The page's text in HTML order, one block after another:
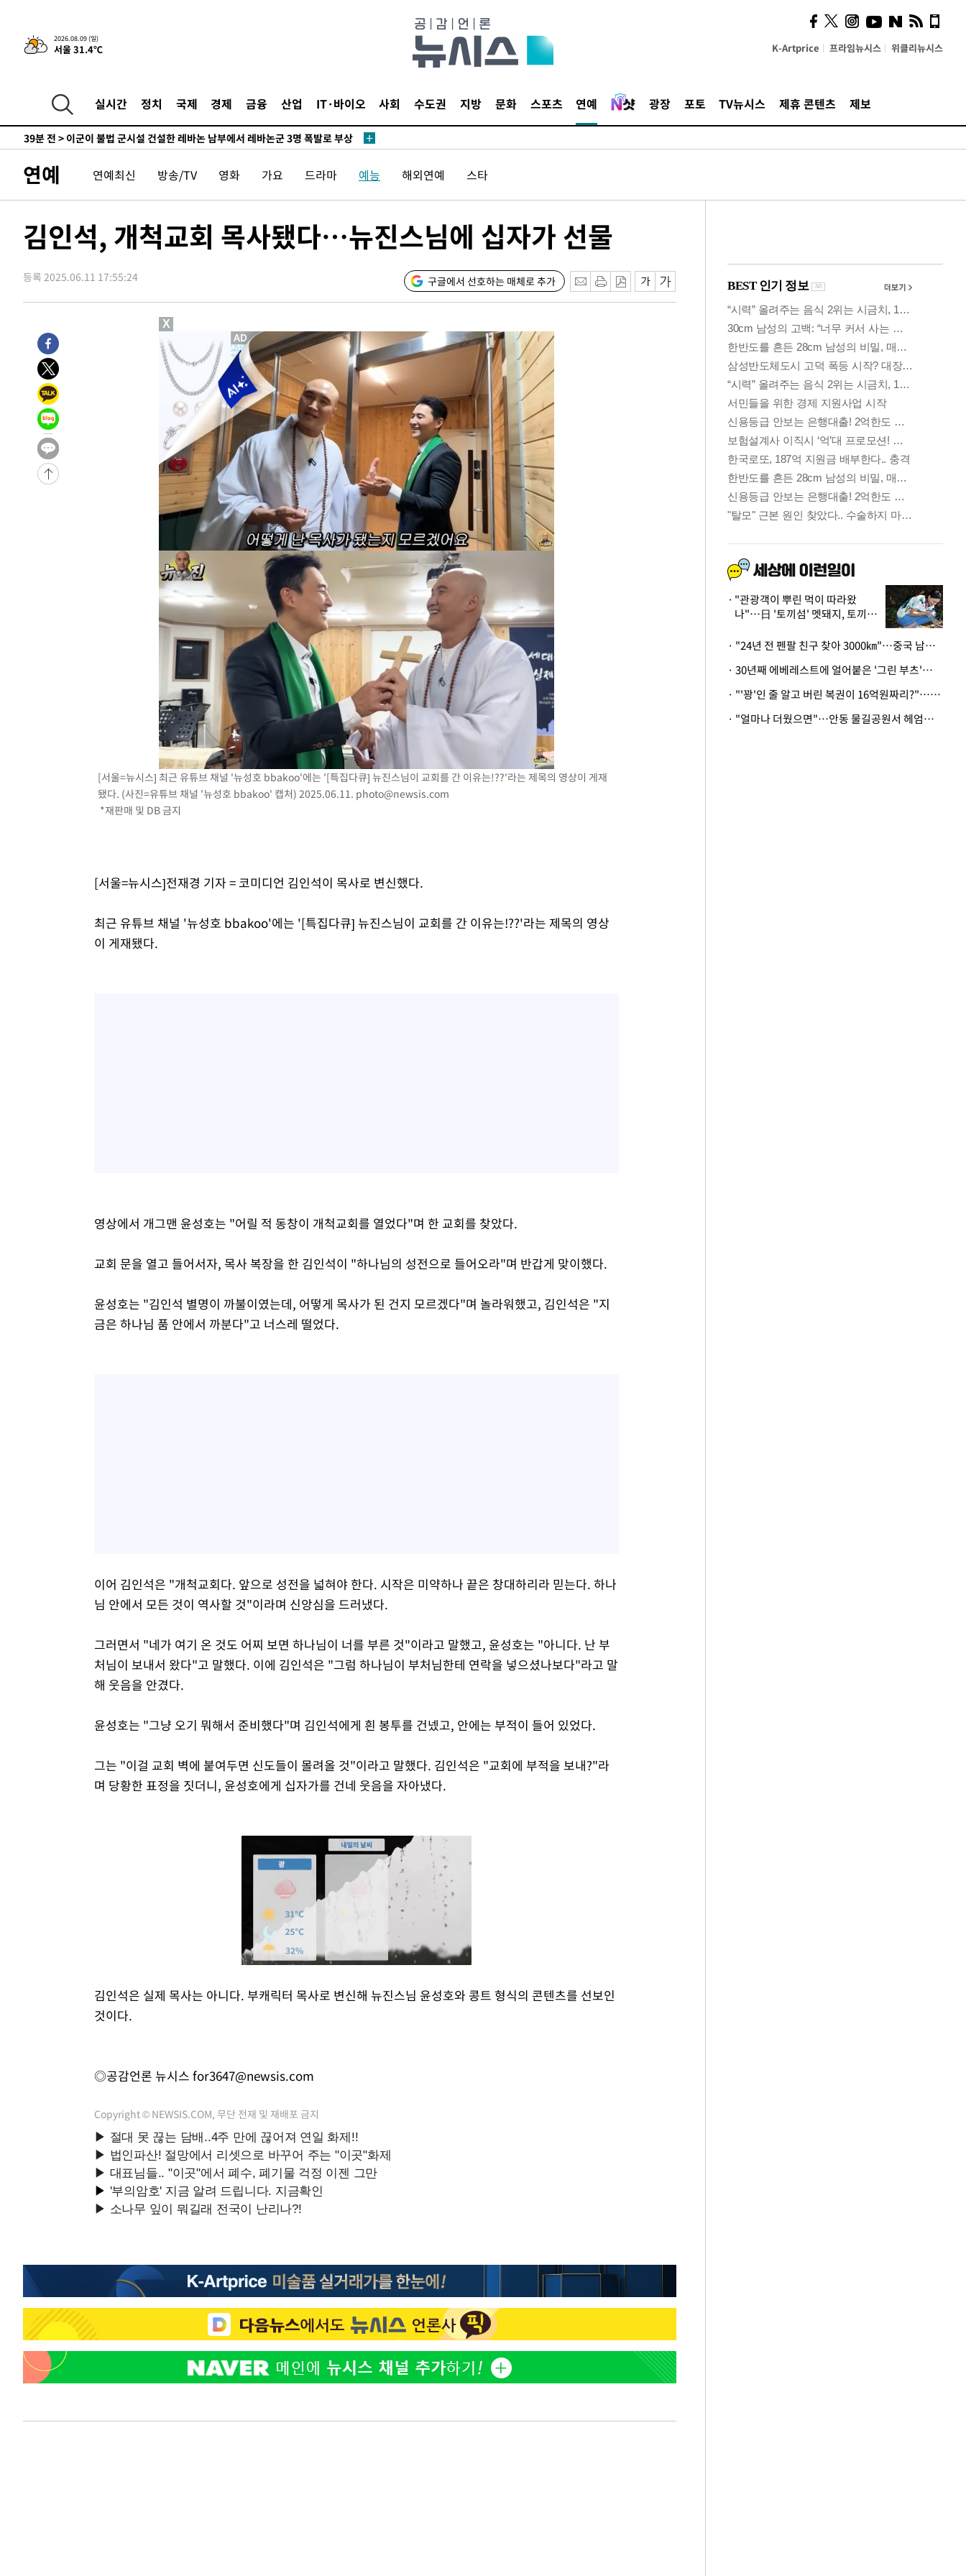
2026.08.09 (일)
서울 31.4℃ K-Artprice 프라임뉴시스 위클리뉴시스
실시간 정치 국제 경제 금융 산업 IT·바이오 사회 수도권 지방 문화 스포츠 연예 광장 포토 TV뉴시스 제휴 콘텐츠 제보
-20474초 전 >이강인, 오늘 서울서 AT마드리드 입단식…'전례 없는 특급대우'
-7356초 전 >
'여긴 20도, 저긴 50도'…열화상 카메라로 본 폭염 저감시설 '온도
-421초 전 >
튀르키예 외무장관, "메카 3국 방위협정은 이란이 목표 아냐 " 밝혀
이군이 불법 군시설 건설한 레바논 남부에서 레바논군 3명 폭발로 부상
1시간 전 >[속보]美중부 사령관, 이스라엘 긴급방문 다중화된 전선 상황 논의
론 누출”
2시간 전 >
‘축구의 신’ 아르헨티나 축구 선수 메시의 부친 지병 별세
2시간 전 >“美 이란전 무기 소진…북한과 분쟁시 주한 미군 취약해질 수 있어”
정상
-22543초 전 >"얼마나 더웠으면"…안동 물길공원서 헤엄친 구렁이 '소동'
-21742초 전 >'2경기 연속 침묵' 손흥민, 톨루카전 68분만 뛰고 슈팅 0개
-20494초 전 >이강인, 오늘 서울서 AT마드리드 입단식…'전례 없는 특급대우'
'여긴 20도, 저긴 50도'…열화상 카메라로 본 폭염 저감시설 '온도
-6847초 전 >
콜롬비아 신임 우파 대통령 취임 하루만에 차량폭탄 폭발 사건
-441초 전 >
튀르키예 외무장관, "메카 3국 방위협정은 이란이 목표 아냐 " 밝혀
39분 전 >
이군이 불법 군시설 건설한 레바논 남부에서 레바논군 3명 폭발로 부상
1시간 전 >
[속보]美중부 사령관, 이스라엘 긴급방문 다중화된 전선 상황 논의
1시간 전 >
美 국방부, 켄달 전 공군장관 보안허가 취소…“에어포스원 기밀정보, 언
론 누출”
2시간 전 >
‘축구의 신’ 아르헨티나 축구 선수 메시의 부친 지병 별세
2시간 전 >
“美 이란전 무기 소진…북한과 분쟁시 주한 미군 취약해질 수 있어”
연예 연예최신 방송/TV 영화 가요 드라마 예능 해외연예 스타
김인석, 개척교회 목사됐다…뉴진스님에 십자가 선물
등록 2025.06.11 17:55:24 구글에서 선호하는 매체로 추가
[서울=뉴시스] 최근 유튜브 채널 '뉴성호 bbakoo'에는 '[특집다큐] 뉴진스님이 교회를 간 이유는!??'라는 제목의 영상이 게재
됐다. (사진=유튜브 채널 '뉴성호 bbakoo' 캡처) 2025.06.11. photo@newsis.com
*재판매 및 DB 금지
[서울=뉴시스]전재경 기자 = 코미디언 김인석이 목사로 변신했다.
최근 유튜브 채널 '뉴성호 bbakoo'에는 '[특집다큐] 뉴진스님이 교회를 간 이유는!??'라는 제목의 영상
이 게재됐다.
영상에서 개그맨 윤성호는 "어릴 적 동창이 개척교회를 열었다"며 한 교회를 찾았다.
교회 문을 열고 들어서자, 목사 복장을 한 김인석이 "하나님의 성전으로 들어오라"며 반갑게 맞이했다.
윤성호는 "김인석 별명이 까불이였는데, 어떻게 목사가 된 건지 모르겠다"며 놀라워했고, 김인석은 "지
금은 하나님 품 안에서 까분다"고 너스레 떨었다.
이어 김인석은 "개척교회다. 앞으로 성전을 넓혀야 한다. 시작은 미약하나 끝은 창대하리라 믿는다. 하나
님 안에서 모든 것이 역사할 것"이라며 신앙심을 드러냈다.
그러면서 "네가 여기 온 것도 어찌 보면 하나님이 너를 부른 것"이라고 말했고, 윤성호는 "아니다. 난 부
처님이 보내서 왔다"고 말했다. 이에 김인석은 "그럼 하나님이 부처님한테 연락을 넣으셨나보다"라고 말
해 웃음을 안겼다.
윤성호는 "그냥 오기 뭐해서 준비했다"며 김인석에게 흰 봉투를 건넸고, 안에는 부적이 들어 있었다.
그는 "이걸 교회 벽에 붙여두면 신도들이 몰려올 것"이라고 말했다. 김인석은 "교회에 부적을 보내?"라
며 당황한 표정을 짓더니, 윤성호에게 십자가를 건네 웃음을 자아냈다.
김인석은 실제 목사는 아니다. 부캐릭터 목사로 변신해 뉴진스님 윤성호와 콩트 형식의 콘텐츠를 선보인
것이다.
◎공감언론 뉴시스 for3647@newsis.com
Copyright © NEWSIS.COM, 무단 전재 및 재배포 금지
사이 해답 찾았죠"…알을
깨고 나온 '초자아'
"관광객이 뿌린 먹이 따라왔
나"…日 '토끼섬' 멧돼지, 토끼까
· "24년 전 펜팔 친구 찾아 3000㎞"…중국 남성 사연에 '뭉클'
· 30년째 에베레스트에 얼어붙은 '그린 부츠'…드디어 가족 품으로
· "'꽝'인 줄 알고 버린 복권이 16억원짜리?"…극적으로 되찾은 사연
· "얼마나 더웠으면"…안동 물길공원서 헤엄친 구렁이 '소동'
X